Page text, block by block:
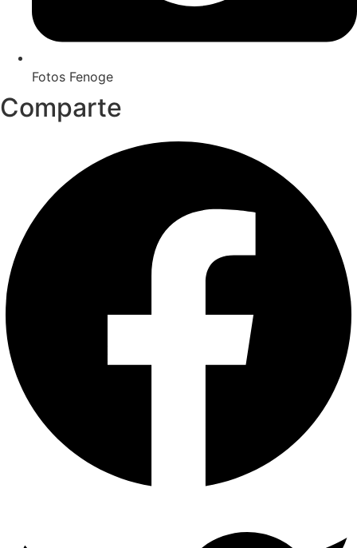
Fotos Fenoge
Comparte